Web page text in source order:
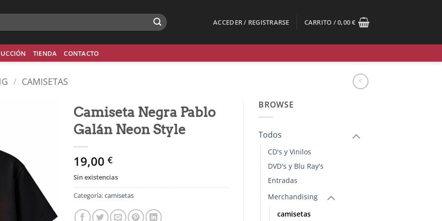
ACCEDER / REGISTRARSE CARRITO /0,00€
TIENDA CONTACTO
/ CAMISETAS
Camiseta Negra Pablo
Galán Neon Style
19,00 €
Sin existencias
Categoría:camisetas
BROWSE
Todos
CD's y Vinilos
DVD's y Blu Ray's
Entradas
Merchandising
camisetas